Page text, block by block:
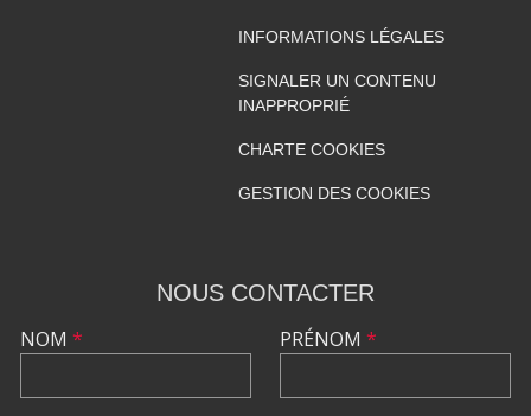
INFORMATIONS LÉGALES
SIGNALER UN CONTENU
INAPPROPRIÉ
CHARTE COOKIES
GESTION DES COOKIES
NOUS CONTACTER
NOM * PRÉNOM *